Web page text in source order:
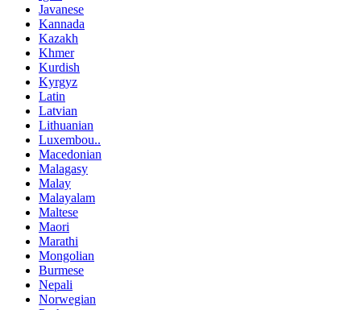
Javanese
Kannada
Kazakh
Khmer
Kurdish
Kyrgyz
Latin
Latvian
Lithuanian
Luxembou..
Macedonian
Malagasy
Malay
Malayalam
Maltese
Maori
Marathi
Mongolian
Burmese
Nepali
Norwegian